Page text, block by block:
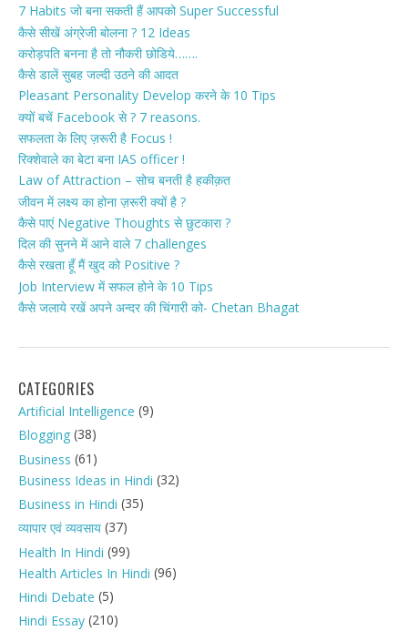
7 Habits जो बना सकती हैं आपको Super Successful
कैसे सीखें अंग्रेजी बोलना ? 12 Ideas
करोड़पति बनना है तो नौकरी छोडिये…….
कैसे डालें सुबह जल्दी उठने की आदत
Pleasant Personality Develop करने के 10 Tips
क्यों बचें Facebook से ? 7 reasons.
सफलता के लिए ज़रूरी है Focus !
रिक्शेवाले का बेटा बना IAS officer !
Law of Attraction – सोच बनती है हकीक़त
जीवन में लक्ष्य का होना ज़रूरी क्यों है ?
कैसे पाएं Negative Thoughts से छुटकारा ?
दिल की सुनने में आने वाले 7 challenges
कैसे रखता हूँ मैं खुद को Positive ?
Job Interview में सफल होने के 10 Tips
कैसे जलाये रखें अपने अन्दर की चिंगारी को- Chetan Bhagat
CATEGORIES
Artificial Intelligence (9)
Blogging (38)
Business (61)
Business Ideas in Hindi (32)
Business in Hindi (35)
व्यापार एवं व्यवसाय (37)
Health In Hindi (99)
Health Articles In Hindi (96)
Hindi Debate (5)
Hindi Essay (210)